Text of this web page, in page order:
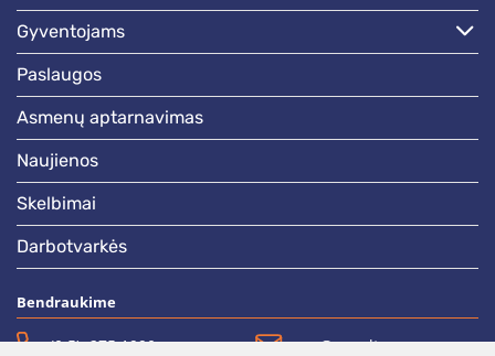
gyventojams
paslaugos
asmenų aptarnavimas
naujienos
skelbimai
darbotvarkės
Bendraukime
(0 5)  275 1990 vrsa@vrsa.lt